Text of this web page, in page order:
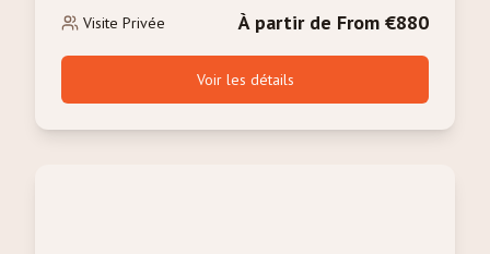
Visite Privée À partir de From €880
Voir les détails